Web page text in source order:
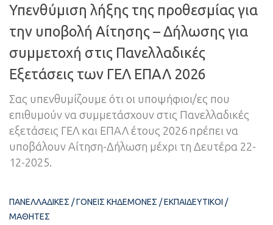
Υπενθύμιση λήξης της προθεσμίας για
την υποβολή Αίτησης – Δήλωσης για
συμμετοχή στις Πανελλαδικές
Εξετάσεις των ΓΕΛ ΕΠΑΛ 2026
Σας υπενθυμίζουμε ότι οι υποψήφιοι/ες που
επιθυμούν να συμμετάσχουν στις Πανελλαδικές
εξετάσεις ΓΕΛ και ΕΠΑΛ έτους 2026 πρέπει να
υποβάλουν Αίτηση-Δήλωση μέχρι τη Δευτέρα 22-
12-2025.
ΠΑΝΕΛΛΑΔΙΚΈΣ /ΓΟΝΕΊΣ ΚΗΔΕΜΌΝΕΣ /ΕΚΠΑΙΔΕΥΤΙΚΟΊ /
ΜΑΘΗΤΈΣ